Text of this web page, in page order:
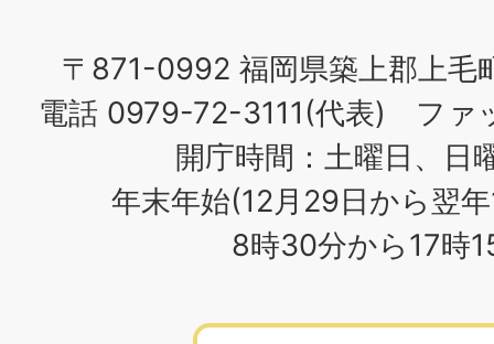
〒871-0992 福岡県築上郡上毛
電話 0979-72-3111(代表) ファ
開庁時間：土曜日、日
年末年始(12月29日から翌
8時30分から17時